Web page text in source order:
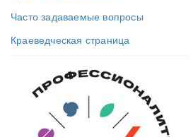
Часто задаваемые вопросы
Краеведческая страница